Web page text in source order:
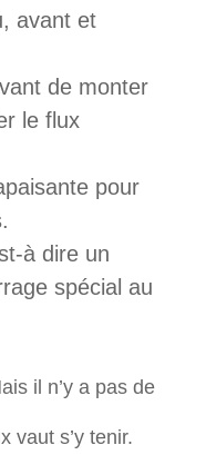
avant et
de monter
le flux
pour
à dire un
spécial au
il n’y a pas de
vaut s’y tenir.